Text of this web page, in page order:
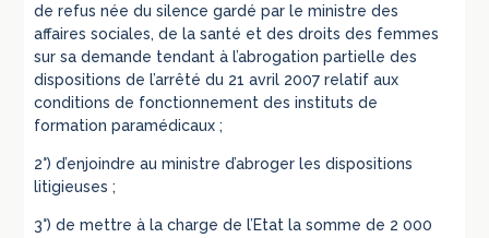
de refus née du silence gardé par le ministre des
affaires sociales, de la santé et des droits des femmes
sur sa demande tendant à l’abrogation partielle des
dispositions de l’arrêté du 21 avril 2007 relatif aux
conditions de fonctionnement des instituts de
formation paramédicaux ;
2°) d’enjoindre au ministre d’abroger les dispositions
litigieuses ;
3°) de mettre à la charge de l’Etat la somme de 2 000